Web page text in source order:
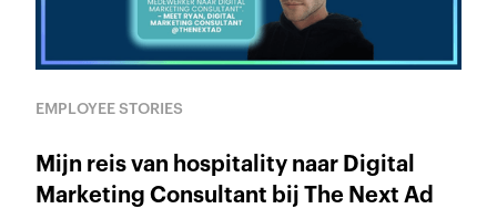
EMPLOYEE STORIES
Mijn reis van hospitality naar Digital
Marketing Consultant bij The Next Ad